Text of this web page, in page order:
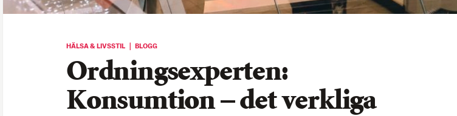
HÄLSA & LIVSSTIL ｜ BLOGG
Ordningsexperten:
Konsumtion – det verkliga